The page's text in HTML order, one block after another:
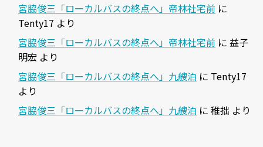
宮脇俊三「ローカルバスの終点へ」帝林社宅前 に
Tenty17 より
宮脇俊三「ローカルバスの終点へ」帝林社宅前 に 益子
明宏 より
宮脇俊三「ローカルバスの終点へ」九艘泊 に Tenty17
より
宮脇俊三「ローカルバスの終点へ」九艘泊 に 稚拙 より